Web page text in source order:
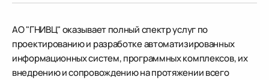
АО "ГНИВЦ" оказывает полный спектр услуг по
проектированию и разработке автоматизированных
информационных систем, программных комплексов, их
внедрению и сопровождению на протяжении всего